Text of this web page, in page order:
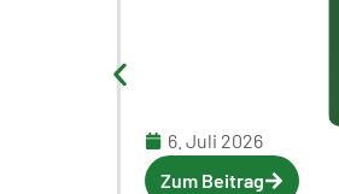
6. Juli 2026
Zum Beitrag